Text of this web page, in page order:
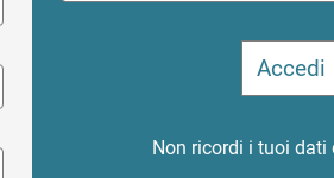
Non ricordi i tuoi dati